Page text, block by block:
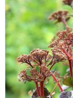
Previous